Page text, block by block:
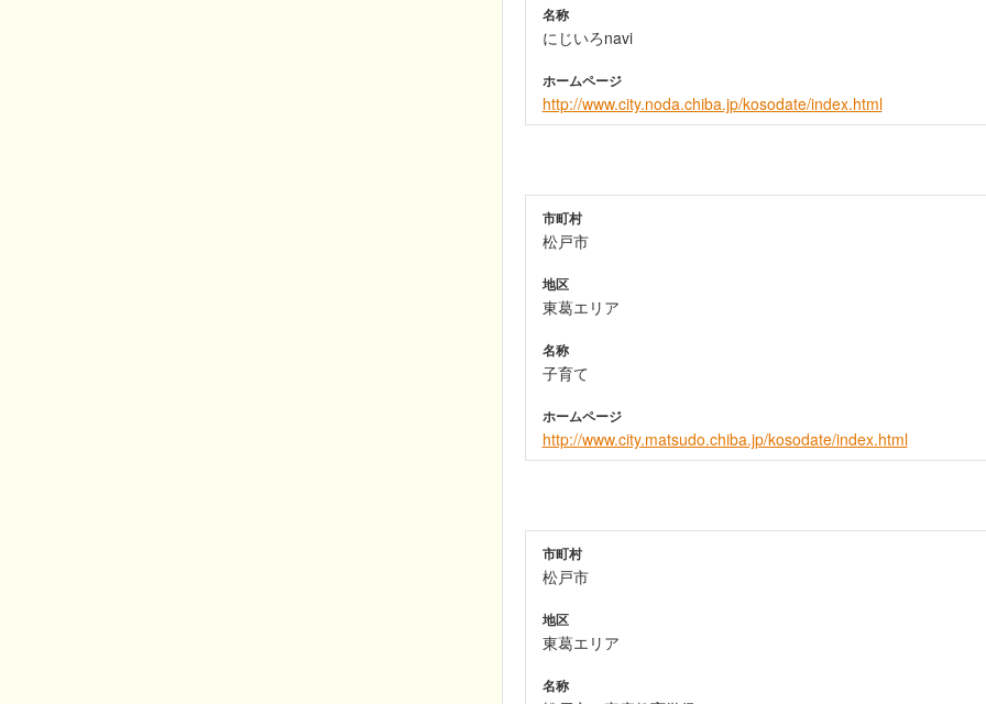
名称
にじいろnavi
ホームページ
http://www.city.noda.chiba.jp/kosodate/index.html
市町村
松戸市
地区
東葛エリア
名称
子育て
ホームページ
http://www.city.matsudo.chiba.jp/kosodate/index.html
市町村
松戸市
地区
東葛エリア
名称